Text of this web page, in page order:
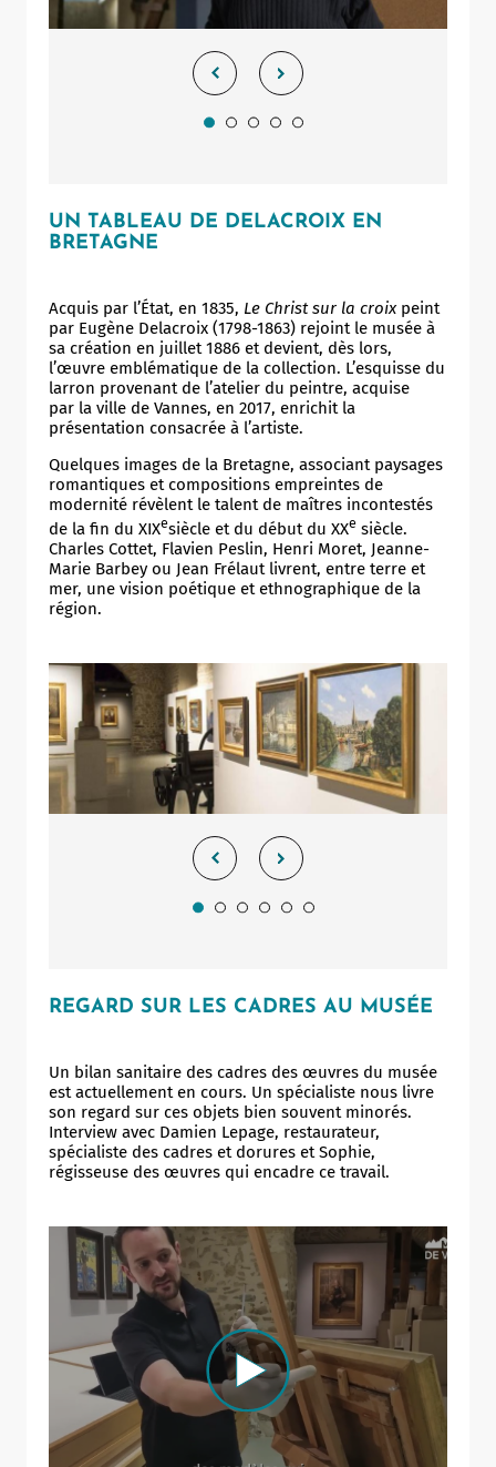
UN TABLEAU DE DELACROIX EN
BRETAGNE
Acquis par l’État, en 1835, Le Christ sur la croixpeint
par Eugène Delacroix (1798-1863) rejoint le musée à
sa création en juillet 1886 et devient, dès lors,
l’œuvre emblématique de la collection. L’esquisse du
larron provenant de l’atelier du peintre, acquise
par la ville de Vannes, en 2017, enrichit la
présentation consacrée à l’artiste.
Quelques images de la Bretagne, associant paysages
romantiques et compositions empreintes de
modernité révèlent le talent de maîtres incontestés
de la fin du XIXesiècle et du début du XXe siècle.
Charles Cottet, Flavien Peslin, Henri Moret, Jeanne-
Marie Barbey ou Jean Frélaut livrent, entre terre et
mer, une vision poétique et ethnographique de la
région.
REGARD SUR LES CADRES AU MUSÉE
Un bilan sanitaire des cadres des œuvres du musée
est actuellement en cours. Un spécialiste nous livre
son regard sur ces objets bien souvent minorés.
Interview avec Damien Lepage, restaurateur,
spécialiste des cadres et dorures et Sophie,
régisseuse des œuvres qui encadre ce travail.